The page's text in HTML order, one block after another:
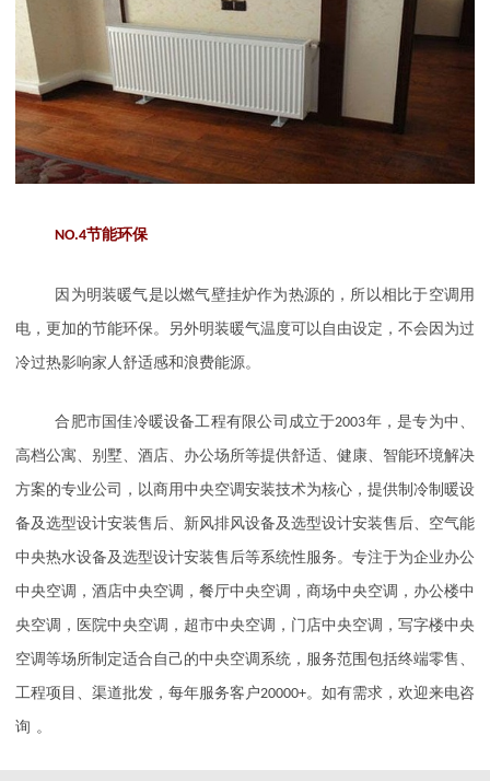
NO.4节能环保
因为明装暖气是以燃气壁挂炉作为热源的，所以相比于空调用
电，更加的节能环保。另外明装暖气温度可以自由设定，不会因为过
冷过热影响家人舒适感和浪费能源。
合肥市国佳冷暖设备工程有限公司成立于2003年，是专为中、
高档公寓、别墅、酒店、办公场所等提供舒适、健康、智能环境解决
方案的专业公司，以商用中央空调安装技术为核心，提供制冷制暖设
备及选型设计安装售后、新风排风设备及选型设计安装售后、空气能
中央热水设备及选型设计安装售后等系统性服务。专注于为企业办公
中央空调，酒店中央空调，餐厅中央空调，商场中央空调，办公楼中
央空调，医院中央空调，超市中央空调，门店中央空调，写字楼中央
空调等场所制定适合自己的中央空调系统，服务范围包括终端零售、
工程项目、渠道批发，每年服务客户20000+。如有需求，欢迎来电咨
询 。